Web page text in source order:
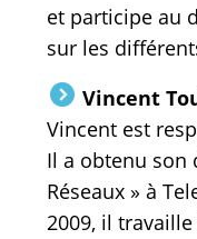
et participe au
sur les
Vincent
Vincent est
Il a obtenu son
Réseaux » à
2009, il